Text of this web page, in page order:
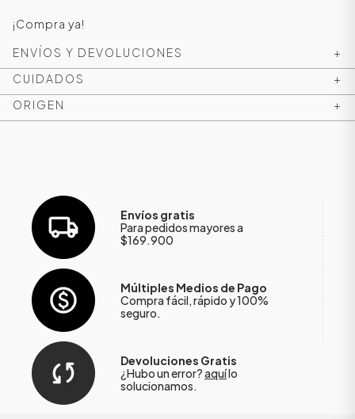
¡Compra ya!
ENVÍOS Y DEVOLUCIONES
+
CUIDADOS
+
ORIGEN
+
Envíos gratis
Para pedidos mayores a
$169.900
Múltiples Medios de Pago
Compra fácil, rápido y 100%
seguro.
Devoluciones Gratis
¿Hubo un error?aquílo
solucionamos.